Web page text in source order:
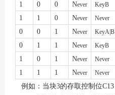
1 0 0 Never KeyB
1 1 0 Never Never
0 0 1 Never KeyA|B
0 1 1 Never KeyB
1 0 1 Never Never
1 1 1 Never Never
例如：当块3的存取控制位